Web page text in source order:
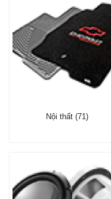
Nội thất (71)